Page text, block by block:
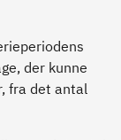
der kunne
fra det antal